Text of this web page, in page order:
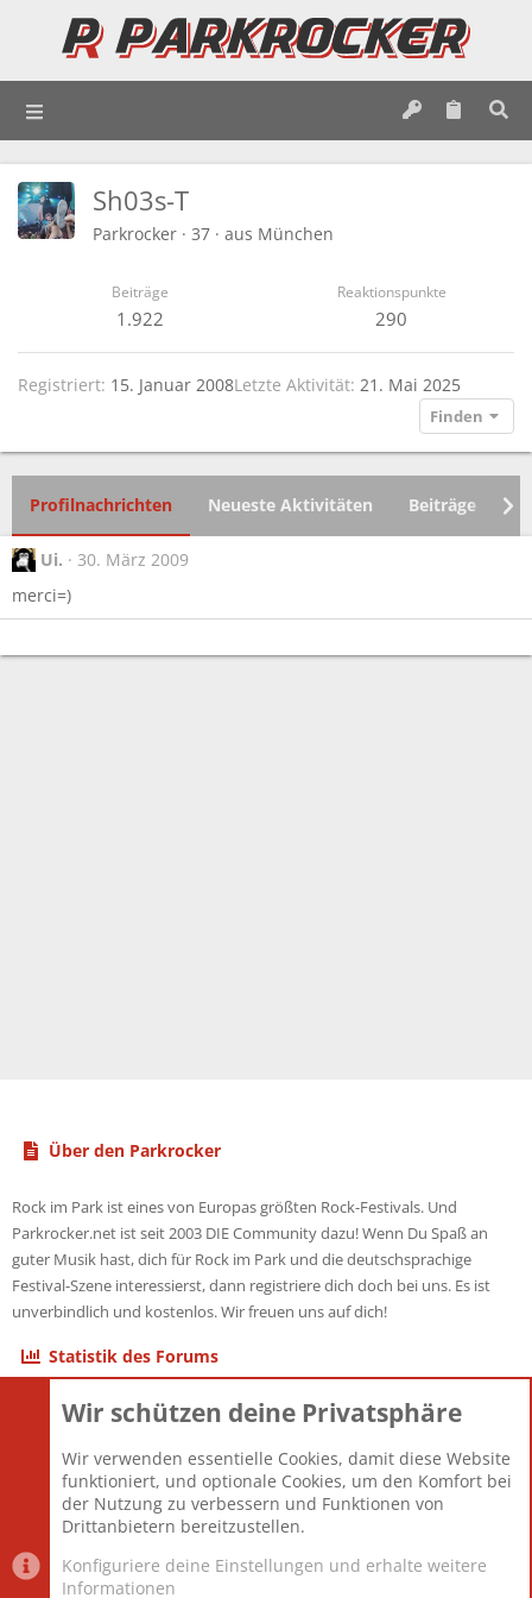
Sh03s-T
Parkrocker · 37 · aus München
Beiträge
1.922
Reaktionspunkte
290
Registriert 15. Januar 2008Letzte Aktivität 21. Mai 2025
Finden
Profilnachrichten Neueste Aktivitäten Beiträge
Ui.
30. März 2009
merci=)
Über den Parkrocker
Rock im Park ist eines von Europas größten Rock-Festivals. Und
Parkrocker.net ist seit 2003 DIE Community dazu! Wenn Du Spaß an
guter Musik hast, dich für Rock im Park und die deutschsprachige
Festival-Szene interessierst, dann registriere dich doch bei uns. Es ist
unverbindlich und kostenlos. Wir freuen uns auf dich!
Statistik des Forums
Themen
Mitglieder
12.427
Neuestes Mitglied
Berlin
Wir schützen deine Privatsphäre
Wir verwenden essentielle Cookies, damit diese Website
funktioniert, und optionale Cookies, um den Komfort bei
der Nutzung zu verbessern und Funktionen von
Drittanbietern bereitzustellen.
Konfiguriere deine Einstellungen und erhalte weitere
Informationen